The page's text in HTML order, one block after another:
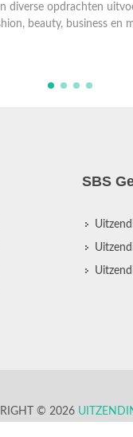
diverse opdrachten
beauty, business en
SBS
© 2026